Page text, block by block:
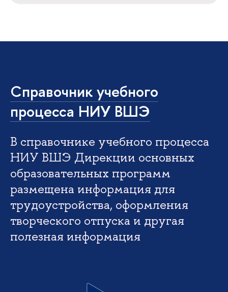
Справочник учебного
процесса НИУ ВШЭ
В справочнике учебного процесса
НИУ ВШЭ Дирекции основных
образовательных программ
размещена информация для
трудоустройства, оформления
творческого отпуска и другая
полезная информация